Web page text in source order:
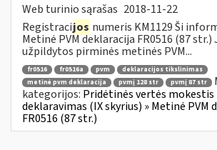
Web turinio sąrašas 2018-11-22
Registracijos numeris KM1129 Ši
Metinė PVM deklaracija FR0516 (87 str.)
užpildytos pirminės metinės PVM...
fr0516 fr0516a pvm
deklaracijos tikslinimas
metinė pvm deklaracija
pvmį 128 str pvmį 87 str
kategorijos: Pridėtinės vertės mokestis
deklaravimas (IX skyrius) » Metinė PVM
FR0516 (87 str.)